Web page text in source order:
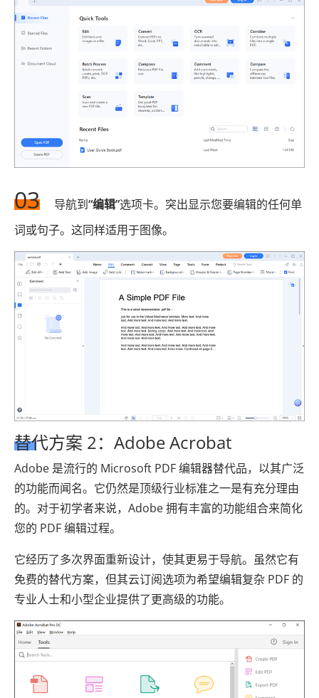
03 导航到“编辑”选项卡。突出显示您要编辑的任何单
词或句子。这同样适用于图像。
替代方案 2：Adobe Acrobat
Adobe 是流行的 Microsoft PDF 编辑器替代品，以其广泛
的功能而闻名。它仍然是顶级行业标准之一是有充分理由
的。对于初学者来说，Adobe 拥有丰富的功能组合来简化
您的 PDF 编辑过程。
它经历了多次界面重新设计，使其更易于导航。虽然它有
免费的替代方案，但其云订阅选项为希望编辑复杂 PDF 的
专业人士和小型企业提供了更高级的功能。